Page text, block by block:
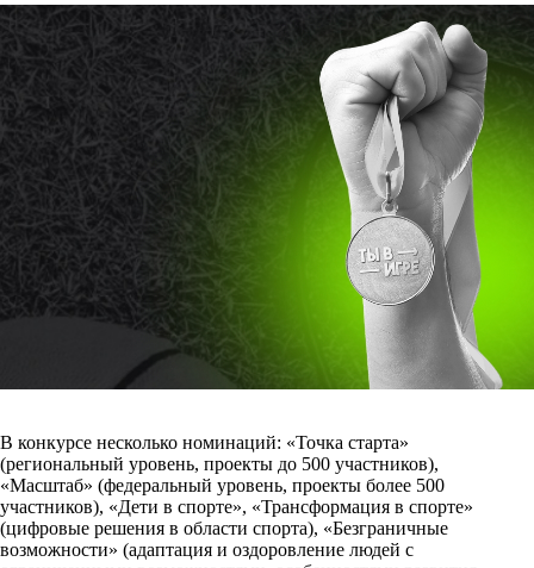
В конкурсе несколько номинаций: «Точка старта»
(региональный уровень, проекты до 500 участников),
«Масштаб» (федеральный уровень, проекты более 500
участников), «Дети в спорте», «Трансформация в спорте»
(цифровые решения в области спорта), «Безграничные
возможности» (адаптация и оздоровление людей с